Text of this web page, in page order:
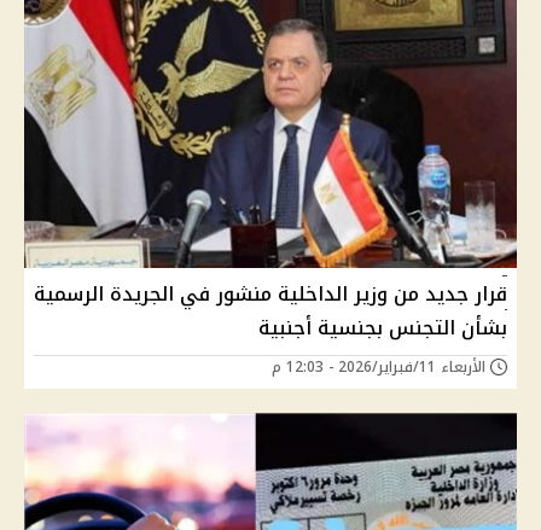
قرار جديد من وزير الداخلية منشور في الجريدة الرسمية
بشأن التجنس بجنسية أجنبية
الأربعاء 11/فبراير/2026 - 12:03 م